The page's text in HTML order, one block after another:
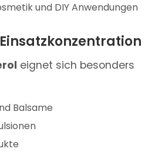
und DIY Anwendungen
eignet sich besonders
Balsame